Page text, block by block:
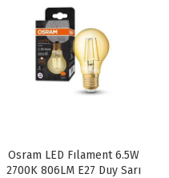
Osram LED Fılament 6.5W
2700K 806LM E27 Duy Sarı